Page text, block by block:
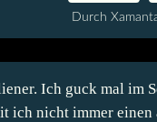
Durch
Ich guck mal im
ich nicht immer einen